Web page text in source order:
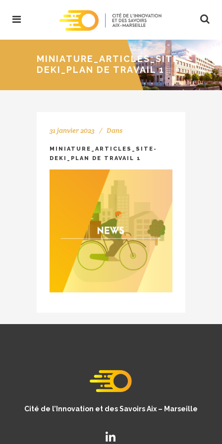
MINIATURE_ARTICLES_SITE-
DEKI_PLAN DE TRAVAIL 1
31 janvier 2023 Dans
MINIATURE_ARTICLES_SITE-
DEKI_PLAN DE TRAVAIL 1
Cité de l’Innovation et des Savoirs Aix – Marseille